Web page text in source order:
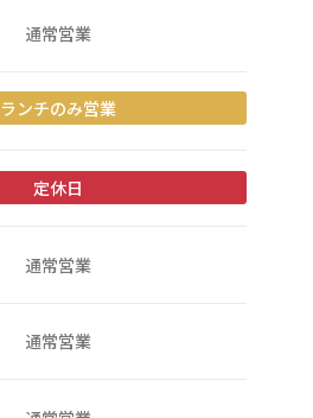
通常営業
ランチのみ営業
定休日
通常営業
通常営業